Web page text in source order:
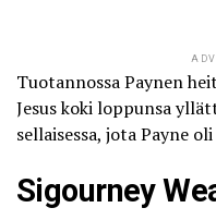
Tuotannossa Paynen
Jesus koki loppunsa
sellaisessa, jota Payne
Sigourney